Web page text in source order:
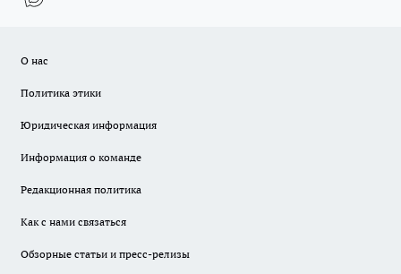
О нас
Политика этики
Юридическая информация
Информация о команде
Редакционная политика
Как с нами связаться
Обзорные статьи и пресс-релизы